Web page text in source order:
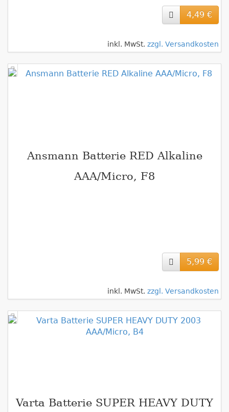
4,49 €
inkl. MwSt. zzgl. Versandkosten
Ansmann Batterie RED Alkaline
AAA/Micro, F8
5,99 €
inkl. MwSt. zzgl. Versandkosten
Varta Batterie SUPER HEAVY DUTY